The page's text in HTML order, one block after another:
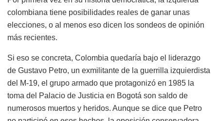
colombiana tiene posibilidades reales de ganar unas
elecciones, o al menos eso dicen los sondeos de opinión
más recientes.
Si eso se concreta, Colombia quedaría bajo el liderazgo
de Gustavo Petro, un exmilitante de la guerrilla izquierdista
del M-19, el grupo armado que protagonizó en 1985 la
toma del Palacio de Justicia en Bogotá son saldo de
numerosos muertos y heridos. Aunque se dice que Petro